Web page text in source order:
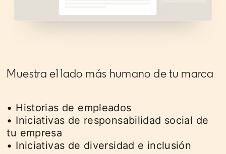
Muestra el lado más humano de tu marca
• Historias de empleados
• Iniciativas de responsabilidad social de
tu empresa
• Iniciativas de diversidad e inclusión